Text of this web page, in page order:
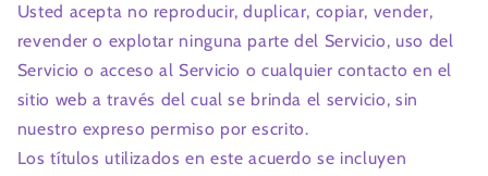
Usted acepta no reproducir, duplicar, copiar, vender,
revender o explotar ninguna parte del Servicio, uso del
Servicio o acceso al Servicio o cualquier contacto en el
sitio web a través del cual se brinda el servicio, sin
nuestro expreso permiso por escrito.
Los títulos utilizados en este acuerdo se incluyen